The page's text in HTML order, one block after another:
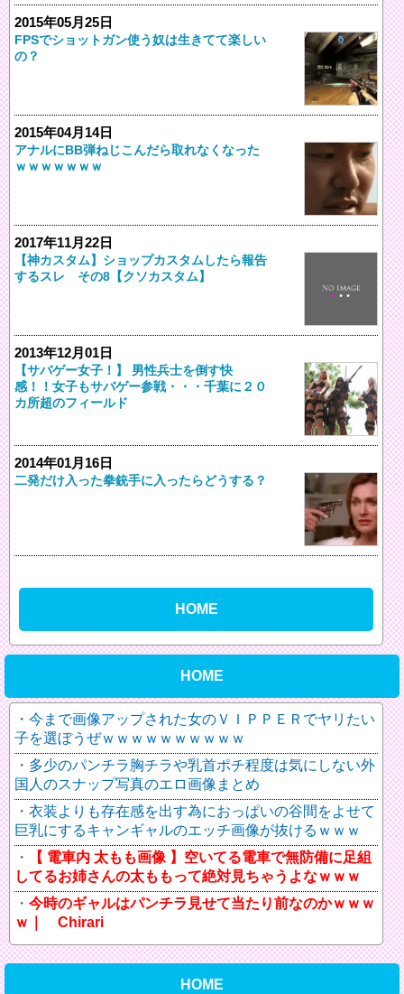
2015年05月25日
FPSでショットガン使う奴は生きてて楽しい
の？
2015年04月14日
アナルにBB弾ねじこんだら取れなくなった
ｗｗｗｗｗｗｗ
2017年11月22日
【神カスタム】ショップカスタムしたら報告
するスレ その8【クソカスタム】
2013年12月01日
【サバゲー女子！】 男性兵士を倒す快
感！！女子もサバゲー参戦・・・千葉に２０
カ所超のフィールド
2014年01月16日
二発だけ入った拳銃手に入ったらどうする？
HOME
HOME
今まで画像アップされた女のＶＩＰＰＥＲでヤリたい
子を選ぼうぜｗｗｗｗｗｗｗｗｗｗ
多少のパンチラ胸チラや乳首ポチ程度は気にしない外
国人のスナップ写真のエロ画像まとめ
衣装よりも存在感を出す為におっぱいの谷間をよせて
巨乳にするキャンギャルのエッチ画像が抜けるｗｗｗ
【 電車内 太もも画像 】空いてる電車で無防備に足組
してるお姉さんの太ももって絶対見ちゃうよなｗｗｗ
今時のギャルはパンチラ見せて当たり前なのかｗｗｗ
ｗ｜ Chirari
HOME